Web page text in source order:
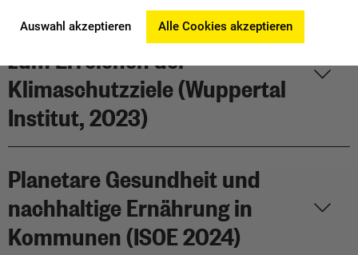
Suffizienzpolitik als Booster
zum Erreichen der
Klimaschutzziele (Wuppertal
Institut, 2023)
Planetare Gesundheit und
nachhaltige Ernährung in
Kommunen (ISOE 2024)
Auswahl akzeptieren Alle Cookies akzeptieren